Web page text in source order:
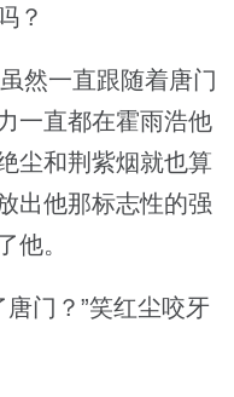
？
然一直跟随着唐门
一直都在霍雨浩他
尘和荆紫烟就也算
出他那标志性的强
他。
门？”笑红尘咬牙